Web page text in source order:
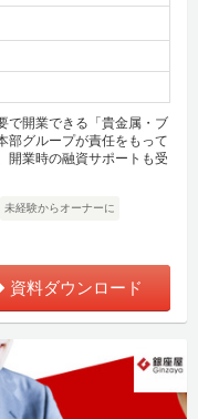
で開業できる「貴金属・ブ
部グループが責任をもって
開業時の融資サポートも受
未経験からオーナーに
資料ダウンロード